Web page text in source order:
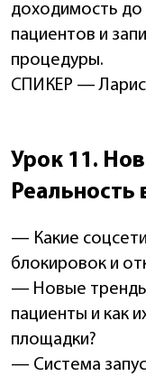
доходимость
пациентов и
процедуры.
СПИКЕР —
Урок 11.
Реальность
— Какие
блокировок и
— Новые
пациенты и как
площадки?
— Система